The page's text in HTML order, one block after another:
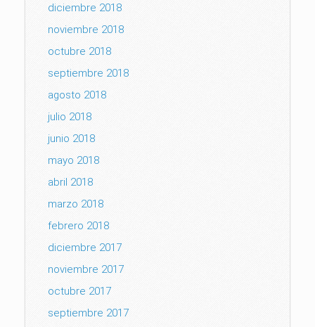
diciembre 2018
noviembre 2018
octubre 2018
septiembre 2018
agosto 2018
julio 2018
junio 2018
mayo 2018
abril 2018
marzo 2018
febrero 2018
diciembre 2017
noviembre 2017
octubre 2017
septiembre 2017